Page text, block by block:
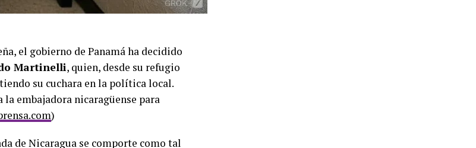
el gobierno de Panamá ha decidido
Martinelli, quien, desde su refugio
su cuchara en la política local.
embajadora nicaragüense para
)
de Nicaragua se comporte como tal